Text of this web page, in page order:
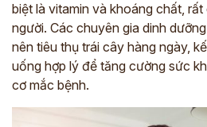
biệt là vitamin và khoáng chất,
người. Các chuyên gia dinh
nên tiêu thụ trái cây hàng ngày,
uống hợp lý để tăng cường sức
cơ mắc bệnh.